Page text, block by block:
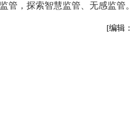
管，探索智慧监管、无感监管。
[编辑